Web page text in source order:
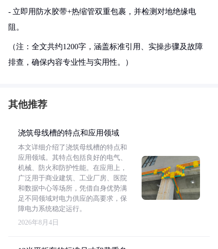
- 立即用防水胶带+热缩管双重包裹，并检测对地绝缘电
阻。
（注：全文共约1200字，涵盖标准引用、实操步骤及故障
排查，确保内容专业性与实用性。）
其他推荐
浇筑母线槽的特点和应用领域
本文详细介绍了浇筑母线槽的特点和
应用领域。其特点包括良好的电气、
机械、防火和防护性能。在应用上，
广泛用于商业建筑、工业厂房、医院
和数据中心等场所，凭借自身优势满
足不同领域对电力供应的高要求，保
障电力系统稳定运行。
2026年8月4日